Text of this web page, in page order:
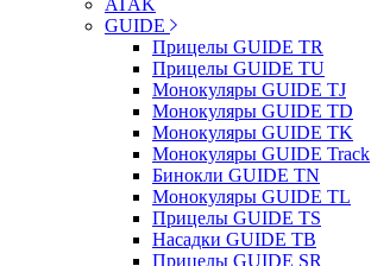
ATAK
GUIDE
Прицелы GUIDE TR
Прицелы GUIDE TU
Монокуляры GUIDE TJ
Монокуляры GUIDE TD
Монокуляры GUIDE TK
Монокуляры GUIDE Track
Бинокли GUIDE TN
Монокуляры GUIDE TL
Прицелы GUIDE TS
Насадки GUIDE TB
Прицелы GUIDE SR